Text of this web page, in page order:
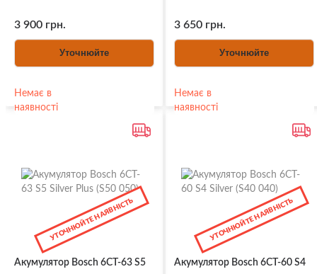
3 900 грн.
Уточнюйте
Немає в
наявності
3 650 грн.
Уточнюйте
Немає в
наявності
УТОЧНЮЙТЕ НАЯВНІСТЬ
Акумулятор Bosch 6CT-63 S5
УТОЧНЮЙТЕ НАЯВНІСТЬ
Акумулятор Bosch 6CT-60 S4